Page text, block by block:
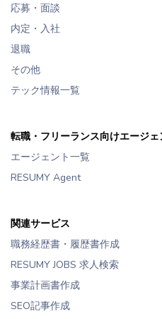
応募・面談
内定・入社
退職
その他
テック情報一覧
転職・フリーランス向けエージェ
エージェント一覧
RESUMY Agent
関連サービス
職務経歴書・履歴書作成
RESUMY JOBS 求人検索
事業計画書作成
SEO記事作成